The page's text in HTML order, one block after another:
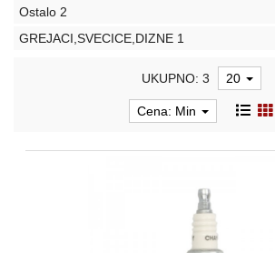
ELEKTRIKA
MULTIMEDIJA
Ostalo 2
GREJACI,SVECICE,DIZNE 1
UKUPNO: 3 20
Cena: Min